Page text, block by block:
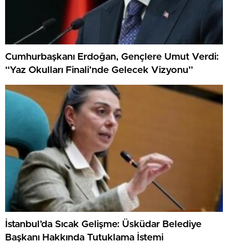
Cumhurbaşkanı Erdoğan, Gençlere Umut Verdi:
“Yaz Okulları Finali’nde Gelecek Vizyonu”
İstanbul’da Sıcak Gelişme: Üsküdar Belediye
Başkanı Hakkında Tutuklama İstemi